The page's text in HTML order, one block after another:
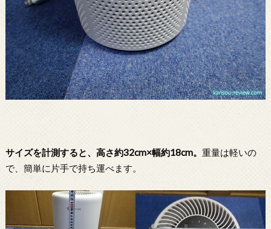
サイズを計測すると、高さ約32cm×幅約18cm。 重量は軽いの
で、簡単に片手で持ち運べます。